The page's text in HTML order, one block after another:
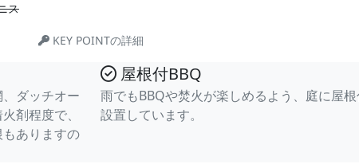
ス
KEY POINTの詳細
ダッチオー
剤程度で、
ありますの
屋根付BBQ
雨でもBBQや焚火が楽しめるよう、庭に屋
設置しています。